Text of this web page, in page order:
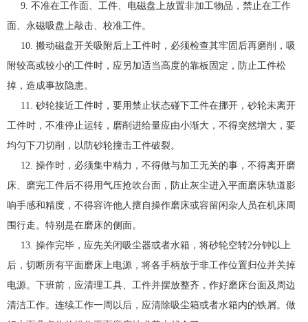
9. 不准在工作面、工件、电磁盘上放置非加工物品，禁止在工作
面、永磁吸盘上敲击、校准工件。
10. 搬动磁盘开关吸附后上工件时，必须检查其牢固后再磨削，吸
附较高或较小的工件时，应另加适当高度的靠板固定，防止工件松
掉，造成事故隐患。
11. 砂轮接近工件时，要用禁止状态碰下工件在挪开，砂轮未离开
工件时，不准停止运转，磨削进给量应由小渐大，不得突然增大，要
均匀下刀切削，以防砂轮撞击工件破裂。
12. 操作时，必须集中精力，不得做与加工无关的事，不得离开磨
床、磨完工件后不得用气压抢吹台面，防止灰尘进入平面磨床轨道影
响手感和精度，不得容许他人擅自操作磨床或容留闲杂人员在机床周
围行走。特别是在磨床的侧面。
13. 操作完毕，应先关闭吸尘器或者水箱，将砂轮空转2分钟以上
后，切断所有平面磨床上电源，将各手柄放于非工作位置归位并关掉
电源。下班前，应清理工具、工件并摆放整齐，作好磨床台面及周边
清洁工作。连续工作一周以后，应清除吸尘箱或者水箱内的铁屑。做